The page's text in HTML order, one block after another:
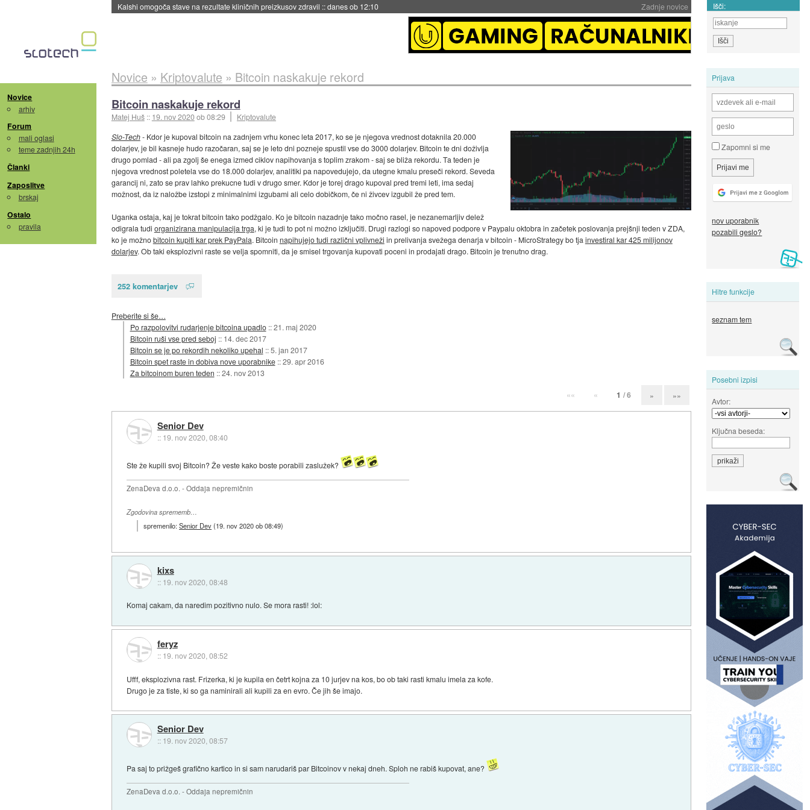
Zadnje novice
Kalshi omogoča stave na rezultate kliničnih preizkusov zdravil ::danes ob 12:10 Išči:
Novice
arhiv
Forum
mali oglasi
teme zadnjih 24h
Članki
Zaposlitve
brskaj
Ostalo
pravila
Prijava
Zapomni si me
nov uporabnik
pozabili geslo?
Hitre funkcije
seznam tem
Posebni izpisi
Avtor:
Ključna beseda:
Novice » Kriptovalute » Bitcoin naskakuje rekord
Bitcoin naskakuje rekord
Matej Huš :: 19. nov 2020ob 08:29
Kriptovalute
Slo-Tech- Kdor je kupoval bitcoin na zadnjem vrhu konec leta 2017, ko se je njegova vrednost dotaknila 20.000
dolarjev, je bil kasneje hudo razočaran, saj se je leto dni pozneje spustil vse do 3000 dolarjev. Bitcoin te dni doživlja
drugo pomlad - ali pa zgolj še enega izmed ciklov napihovanja s toplim zrakom - saj se bliža rekordu. Ta teden je
njegova vrednost poletela vse do 18.000 dolarjev, analitiki pa napovedujejo, da utegne kmalu preseči rekord. Seveda
garancij ni, zato se prav lahko prekucne tudi v drugo smer. Kdor je torej drago kupoval pred tremi leti, ima sedaj
možnost, da iz naložbe izstopi z minimalnimi izgubami ali celo dobičkom, če ni živcev izgubil že pred tem.
Uganka ostaja, kaj je tokrat bitcoin tako podžgalo. Ko je bitcoin nazadnje tako močno rasel, je nezanemarljiv delež
odigrala tudi organizirana manipulacija trga, ki je tudi to pot ni možno izključiti. Drugi razlogi so napoved podpore v Paypalu oktobra in začetek poslovanja prejšnji teden v ZDA,
ko je možnobitcoin kupiti kar prek PayPala. Bitcoin napihujejo tudi različni vplivneži in prelivanja svežega denarja v bitcoin - MicroStrategy bo tja investiral kar 425 milijonov
dolarjev. Ob taki eksplozivni raste se velja spomniti, da je smisel trgovanja kupovati poceni in prodajati drago. Bitcoin je trenutno drag.
252 komentarjev
Preberite si še…
Po razpolovitvi rudarjenje bitcoina upadlo ::21. maj 2020
Bitcoin ruši vse pred seboj :: 14. dec 2017
Bitcoin se je po rekordih nekoliko upehal ::5. jan 2017
Bitcoin spet raste in dobiva nove uporabnike ::29. apr 2016
Za bitcoinom buren teden ::24. nov 2013
«« « 1 / 6 » »»
Senior Dev
:: 19. nov 2020, 08:40
Ste že kupili svoj Bitcoin? Že veste kako boste porabili zaslužek?
ZenaDeva d.o.o. - Oddaja nepremičnin
Zgodovina sprememb…
spremenilo:Senior Dev(19. nov 2020 ob 08:49)
kixs
:: 19. nov 2020, 08:48
Komaj cakam, da naredim pozitivno nulo. Se mora rasti! :lol:
feryz
:: 19. nov 2020, 08:52
Ufff, eksplozivna rast. Frizerka, ki je kupila en četrt kojna za 10 jurjev na kos, bo ob taki rasti kmalu imela za kofe.
Drugo je za tiste, ki so ga naminirali ali kupili za en evro. Če jih še imajo.
Senior Dev
:: 19. nov 2020, 08:57
Pa saj to prižgeš grafično kartico in si sam narudariš par Bitcoinov v nekaj dneh. Sploh ne rabiš kupovat, ane?
ZenaDeva d.o.o. - Oddaja nepremičnin